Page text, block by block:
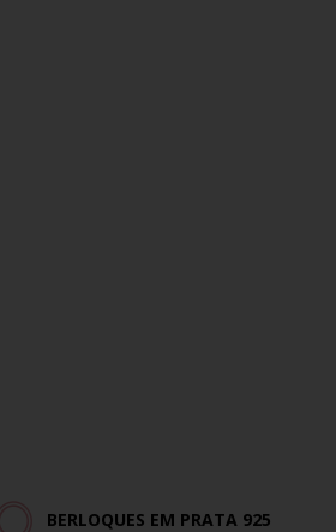
BERLOQUES EM PRATA 925